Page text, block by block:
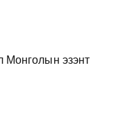
Монголын эзэнт